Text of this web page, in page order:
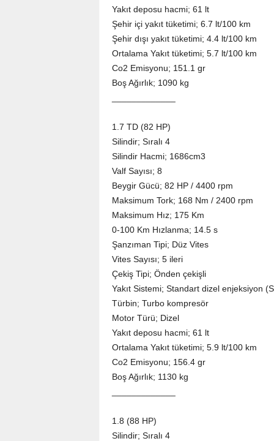
Yakıt deposu hacmi; 61 lt
Şehir içi yakıt tüketimi; 6.7 lt/100 km
Şehir dışı yakıt tüketimi; 4.4 lt/100 km
Ortalama Yakıt tüketimi; 5.7 lt/100 km
Co2 Emisyonu; 151.1 gr
Boş Ağırlık; 1090 kg
1.7 TD (82 HP)
Silindir; Sıralı 4
Silindir Hacmi; 1686cm3
Valf Sayısı; 8
Beygir Gücü; 82 HP / 4400 rpm
Maksimum Tork; 168 Nm / 2400 rpm
Maksimum Hız; 175 Km
0-100 Km Hızlanma; 14.5 s
Şanzıman Tipi; Düz Vites
Vites Sayısı; 5 ileri
Çekiş Tipi; Önden çekişli
Yakıt Sistemi; Standart dizel enjeksiyon
Türbin; Turbo kompresör
Motor Türü; Dizel
Yakıt deposu hacmi; 61 lt
Ortalama Yakıt tüketimi; 5.9 lt/100 km
Co2 Emisyonu; 156.4 gr
Boş Ağırlık; 1130 kg
1.8 (88 HP)
Silindir; Sıralı 4